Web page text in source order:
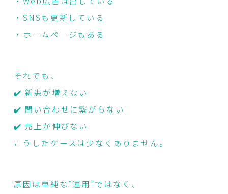
・SNSも更新している
・ホームページもある
それでも、
✔️ 新患が増えない
✔️ 問い合わせに繋がらない
✔️ 売上が伸びない
こうしたケースは少なくありません。
原因は単純な“運用”ではなく、